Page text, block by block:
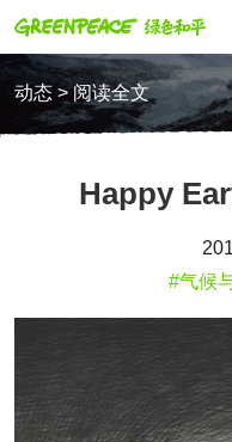
动态 > 阅读全文
Happy
#气候